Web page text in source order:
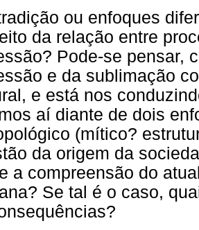
ou enfoques
da relação entre
Pode-se pensar,
e da sublimação
e está nos
aí diante de dois
(mítico?
da origem da
a compreensão do
Se tal é o caso,